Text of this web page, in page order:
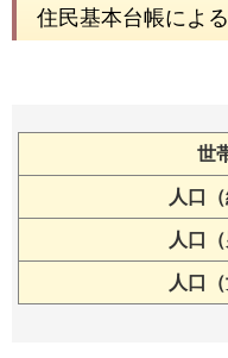
住民基本台帳によ
世
人口（
人口（
人口（